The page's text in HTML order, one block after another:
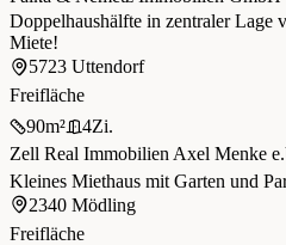
Doppelhaushälfte in zentraler Lage
Miete!
5723 Uttendorf
Freifläche
90m² 4Zi.
Zell Real Immobilien Axel Menke
Kleines Miethaus mit Garten und
2340 Mödling
Freifläche